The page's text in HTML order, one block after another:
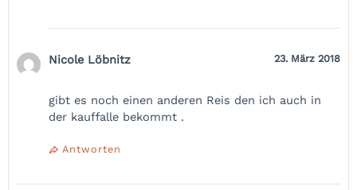
Nicole Löbnitz 23. März 2018
gibt es noch einen anderen Reis den ich auch in
der kauffalle bekommt .
Antworten